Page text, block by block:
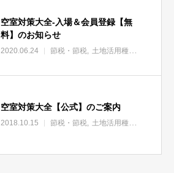
空室対策大全-入場＆会員登録【無
料】のお知らせ
2020.06.24 節税・節税 土地活用種類・土地活用方法
空室対策大全【公式】のご案内
2018.10.15 節税・節税 土地活用種類・土地活用方法